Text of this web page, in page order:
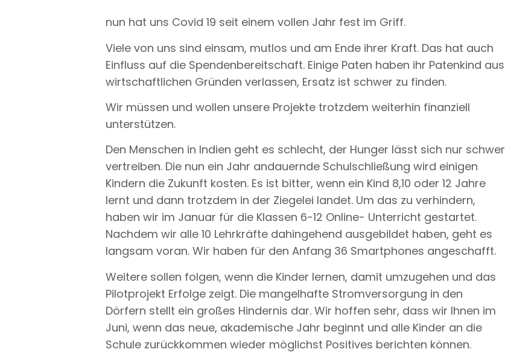
nun hat uns Covid 19 seit einem vollen Jahr fest im Griff.
Viele von uns sind einsam, mutlos und am Ende ihrer Kraft. Das hat auch
Einfluss auf die Spendenbereitschaft. Einige Paten haben ihr Patenkind aus
wirtschaftlichen Gründen verlassen, Ersatz ist schwer zu finden.
Wir müssen und wollen unsere Projekte trotzdem weiterhin finanziell
unterstützen.
Den Menschen in Indien geht es schlecht, der Hunger lässt sich nur schwer
vertreiben. Die nun ein Jahr andauernde Schulschließung wird einigen
Kindern die Zukunft kosten. Es ist bitter, wenn ein Kind 8,10 oder 12 Jahre
lernt und dann trotzdem in der Ziegelei landet. Um das zu verhindern,
haben wir im Januar für die Klassen 6-12 Online- Unterricht gestartet.
Nachdem wir alle 10 Lehrkräfte dahingehend ausgebildet haben, geht es
langsam voran. Wir haben für den Anfang 36 Smartphones angeschafft.
Weitere sollen folgen, wenn die Kinder lernen, damit umzugehen und das
Pilotprojekt Erfolge zeigt. Die mangelhafte Stromversorgung in den
Dörfern stellt ein großes Hindernis dar. Wir hoffen sehr, dass wir Ihnen im
Juni, wenn das neue, akademische Jahr beginnt und alle Kinder an die
Schule zurückkommen wieder möglichst Positives berichten können.